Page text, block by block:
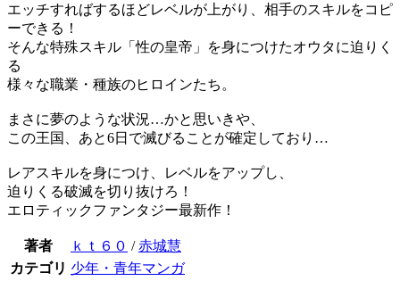
エッチすればするほどレベルが上がり、相手のスキルをコピ
ーできる！
そんな特殊スキル「性の皇帝」を身につけたオウタに迫りく
る
様々な職業・種族のヒロインたち。
まさに夢のような状況…かと思いきや、
この王国、あと6日で滅びることが確定しており…
レアスキルを身につけ、レベルをアップし、
迫りくる破滅を切り抜けろ！
エロティックファンタジー最新作！
著者 ｋｔ６０ /赤城慧
カテゴリ 少年・青年マンガ